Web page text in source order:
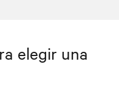
elegir una